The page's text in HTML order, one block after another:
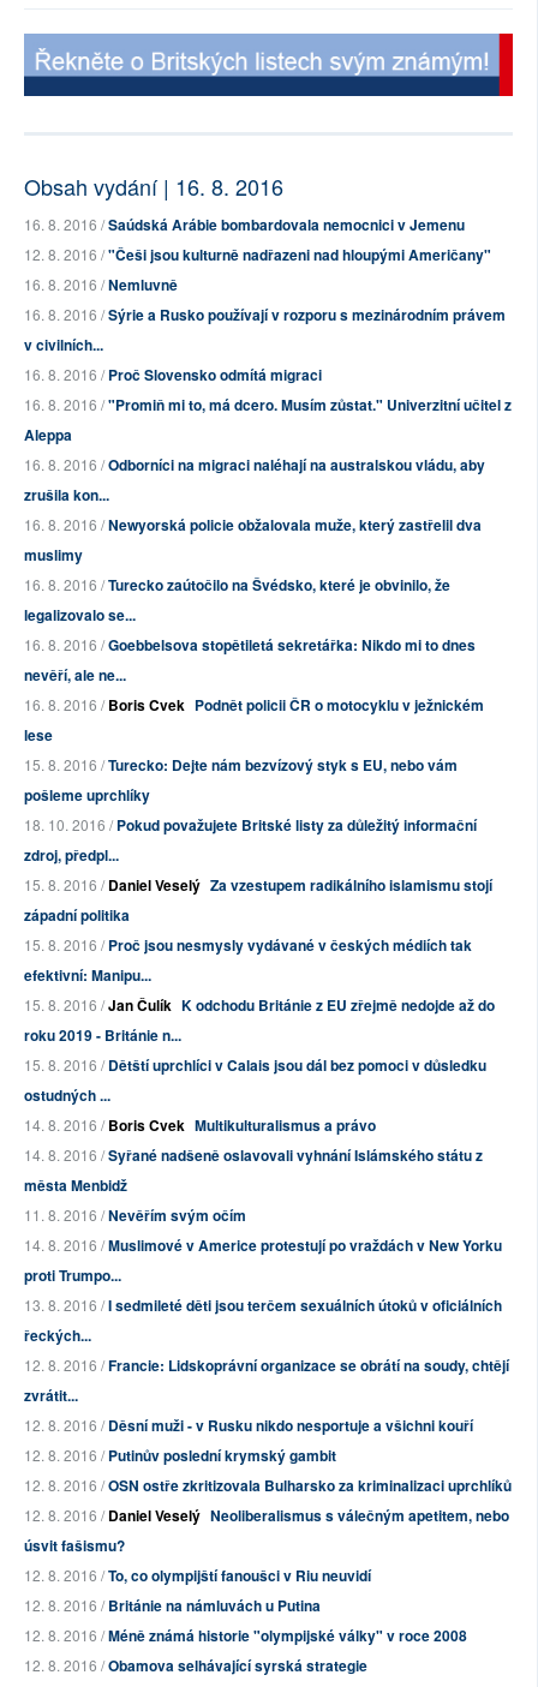
Obsah vydání | 16. 8. 2016
16. 8. 2016 /Saúdská Arábie bombardovala nemocnici v Jemenu
12. 8. 2016 /"Češi jsou kulturně nadřazeni nad hloupými Američany"
16. 8. 2016 /Nemluvně
16. 8. 2016 /Sýrie a Rusko používají v rozporu s mezinárodním právem
v civilních...
16. 8. 2016 /Proč Slovensko odmítá migraci
16. 8. 2016 /"Promiň mi to, má dcero. Musím zůstat." Univerzitní učitel z
Aleppa
16. 8. 2016 /Odborníci na migraci naléhají na australskou vládu, aby
zrušila kon...
16. 8. 2016 /Newyorská policie obžalovala muže, který zastřelil dva
muslimy
16. 8. 2016 /Turecko zaútočilo na Švédsko, které je obvinilo, že
legalizovalo se...
16. 8. 2016 /Goebbelsova stopětiletá sekretářka: Nikdo mi to dnes
nevěří, ale ne...
16. 8. 2016 /Boris Cvek Podnět policii ČR o motocyklu v ježnickém
lese
15. 8. 2016 /Turecko: Dejte nám bezvízový styk s EU, nebo vám
pošleme uprchlíky
18. 10. 2016 /Pokud považujete Britské listy za důležitý informační
zdroj, předpl...
15. 8. 2016 /Daniel Veselý Za vzestupem radikálního islamismu stojí
západní politika
15. 8. 2016 /Proč jsou nesmysly vydávané v českých médiích tak
efektivní: Manipu...
15. 8. 2016 /Jan Čulík K odchodu Británie z EU zřejmě nedojde až do
roku 2019 - Británie n...
15. 8. 2016 /Dětští uprchlíci v Calais jsou dál bez pomoci v důsledku
ostudných ...
14. 8. 2016 /Boris Cvek Multikulturalismus a právo
14. 8. 2016 /Syřané nadšeně oslavovali vyhnání Islámského státu z
města Menbidž
11. 8. 2016 /Nevěřím svým očím
14. 8. 2016 /Muslimové v Americe protestují po vraždách v New Yorku
proti Trumpo...
13. 8. 2016 /I sedmileté děti jsou terčem sexuálních útoků v oficiálních
řeckých...
12. 8. 2016 /Francie: Lidskoprávní organizace se obrátí na soudy, chtějí
zvrátit...
12. 8. 2016 /Děsní muži - v Rusku nikdo nesportuje a všichni kouří
12. 8. 2016 /Putinův poslední krymský gambit
12. 8. 2016 /OSN ostře zkritizovala Bulharsko za kriminalizaci uprchlíků
12. 8. 2016 /Daniel Veselý Neoliberalismus s válečným apetitem, nebo
úsvit fašismu?
12. 8. 2016 /To, co olympijští fanoušci v Riu neuvidí
12. 8. 2016 /Británie na námluvách u Putina
12. 8. 2016 /Méně známá historie "olympijské války" v roce 2008
12. 8. 2016 /Obamova selhávající syrská strategie